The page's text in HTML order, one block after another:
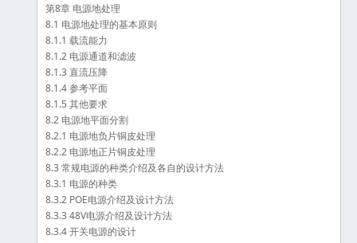
第8章 电源地处理
8.1 电源地处理的基本原则
8.1.1 载流能力
8.1.2 电源通道和滤波
8.1.3 直流压降
8.1.4 参考平面
8.1.5 其他要求
8.2 电源地平面分割
8.2.1 电源地负片铜皮处理
8.2.2 电源地正片铜皮处理
8.3 常规电源的种类介绍及各自的设计方法
8.3.1 电源的种类
8.3.2 POE电源介绍及设计方法
8.3.3 48V电源介绍及设计方法
8.3.4 开关电源的设计